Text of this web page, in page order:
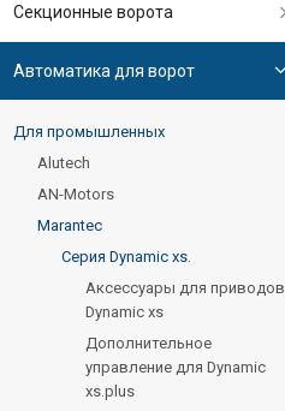
Секционные ворота
Автоматика для ворот
Для промышленных
Alutech
AN-Motors
Marantec
Серия Dynamic xs.
Аксессуары для приводов
Dynamic xs
Дополнительное
управление для Dynamic
xs.plus